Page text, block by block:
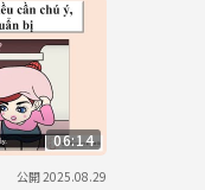
06:14
公開2025.08.29